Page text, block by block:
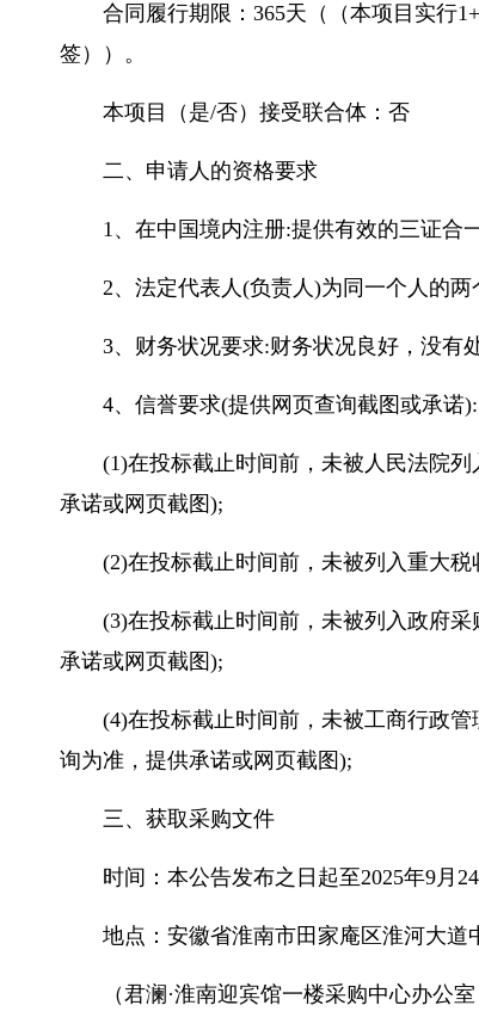
合同履行期限：365天（（本项目实行
签））。
本项目（是/否）接受联合体：否
二、申请人的资格要求
1、在中国境内注册:提供有效的三证合
2、法定代表人(负责人)为同一个人的
3、财务状况要求:财务状况良好，没有
4、信誉要求(提供网页查询截图或承诺):
(1)在投标截止时间前，未被人民法院列
承诺或网页截图);
(2)在投标截止时间前，未被列入重大
(3)在投标截止时间前，未被列入政府采
承诺或网页截图);
(4)在投标截止时间前，未被工商行政
询为准，提供承诺或网页截图);
三、获取采购文件
时间：本公告发布之日起至2025年9月
地点：安徽省淮南市田家庵区淮河大道
（君澜·淮南迎宾馆一楼采购中心办公室